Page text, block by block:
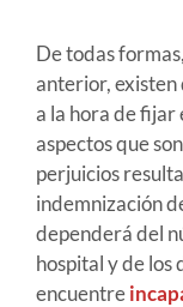
De todas
anterior, existen
a la hora de fijar
aspectos que
perjuicios
indemnización
dependerá del
hospital y de los
encuentre